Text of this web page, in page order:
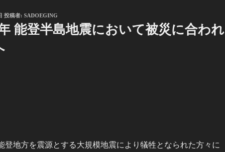
投稿者: SADOEGING
能登半島地震において被災に合われ
登地方を震源とする大規模地震により犠牲となられた方々に